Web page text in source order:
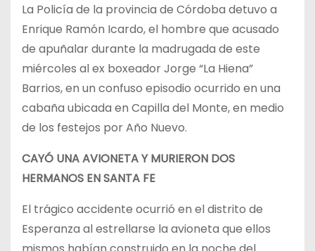
La Policía de la provincia de Córdoba detuvo a
Enrique Ramón Icardo, el hombre que acusado
de apuñalar durante la madrugada de este
miércoles al ex boxeador Jorge “La Hiena”
Barrios, en un confuso episodio ocurrido en una
cabaña ubicada en Capilla del Monte, en medio
de los festejos por Año Nuevo.
CAYÓ UNA AVIONETA Y MURIERON DOS
HERMANOS EN SANTA FE
El trágico accidente ocurrió en el distrito de
Esperanza al estrellarse la avioneta que ellos